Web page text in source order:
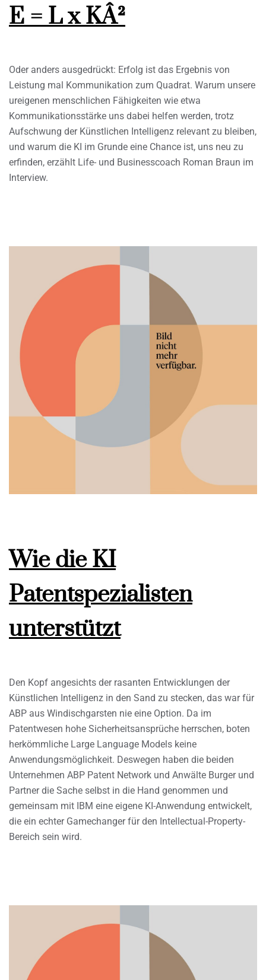
E = L x KÂ²
Oder anders ausgedrückt: Erfolg ist das Ergebnis von
Leistung mal Kommunikation zum Quadrat. Warum unsere
ureigenen menschlichen Fähigkeiten wie etwa
Kommunikationsstärke uns dabei helfen werden, trotz
Aufschwung der Künstlichen Intelligenz relevant zu bleiben,
und warum die KI im Grunde eine Chance ist, uns neu zu
erfinden, erzählt Life- und Businesscoach Roman Braun im
Interview.
Wie die KI
Patentspezialisten
unterstützt
Den Kopf angesichts der rasanten Entwicklungen der
Künstlichen Intelligenz in den Sand zu stecken, das war für
ABP aus Windischgarsten nie eine Option. Da im
Patentwesen hohe Sicherheitsansprüche herrschen, boten
herkömmliche Large Language Models keine
Anwendungsmöglichkeit. Deswegen haben die beiden
Unternehmen ABP Patent Network und Anwälte Burger und
Partner die Sache selbst in die Hand genommen und
gemeinsam mit IBM eine eigene KI-Anwendung entwickelt,
die ein echter Gamechanger für den Intellectual-Property-
Bereich sein wird.